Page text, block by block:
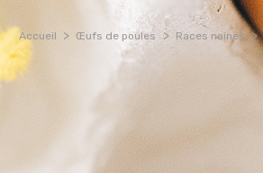
Accueil Œufs de poules Races naines